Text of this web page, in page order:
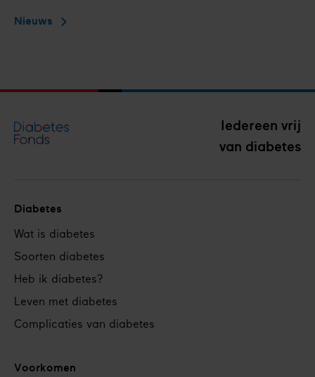
Nieuws
Iedereen vrij
van diabetes
Footer
navigation
Diabetes
Wat is diabetes
Soorten diabetes
Heb ik diabetes?
Leven met diabetes
Complicaties van diabetes
Voorkomen